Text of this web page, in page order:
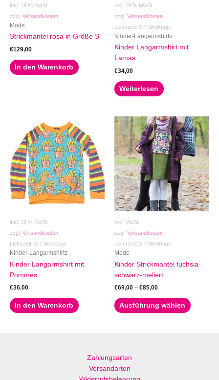
inkl. 19 % MwSt.
zzgl. Versandkosten
Mode
Strickmantel rosa in Größe S
€129,00
In den Warenkorb
inkl. 19 % MwSt.
zzgl. Versandkosten
Lieferzeit: 3-7 Werktage
Kinder-Langarmshirts
Kinder Langarmshirt mit
Lamas
€34,00
Weiterlesen
inkl. 19 % MwSt.
zzgl. Versandkosten
Lieferzeit: 3-7 Werktage
Kinder-Langarmshirts
Kinder Langarmshirt mit
Pommes
€36,00
In den Warenkorb
inkl. MwSt.
zzgl. Versandkosten
Lieferzeit: 3-7 Werktage
Mode
Kinder Strickmantel fuchsia-
schwarz-meliert
€69,00 – €85,00
Ausführung wählen
Dieses
Produkt
weist
mehrere
Varianten
auf.
Die
Optionen
können
werden
Zahlungsarten
Versandarten